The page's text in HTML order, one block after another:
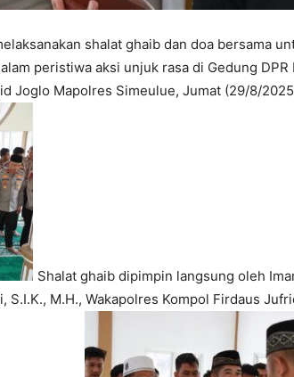
shalat ghaib dan doa bersama
peristiwa aksi unjuk rasa di Gedung DPR
Joglo Mapolres Simeulue, Jumat (29/8/
Shalat ghaib dipimpin langsung oleh
M.H., Wakapolres Kompol Firdaus